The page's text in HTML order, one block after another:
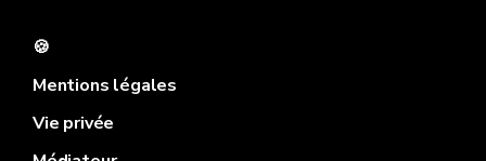
🍪
Mentions légales
Vie privée